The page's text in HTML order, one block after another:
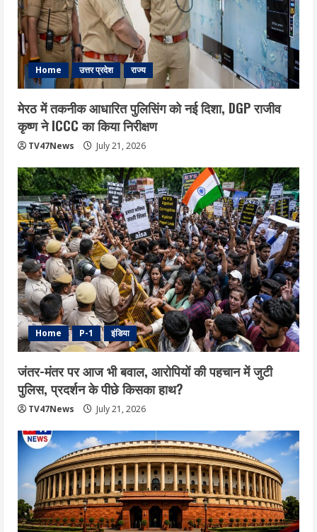
Home उत्तर प्रदेश राज्य
मेरठ में तकनीक आधारित पुलिसिंग को नई दिशा, DGP राजीव
कृष्ण ने ICCC का किया निरीक्षण
TV47News July 21, 2026
Home P-1 इंडिया
जंतर-मंतर पर आज भी बवाल, आरोपियों की पहचान में जुटी
पुलिस, प्रदर्शन के पीछे किसका हाथ?
TV47News July 21, 2026